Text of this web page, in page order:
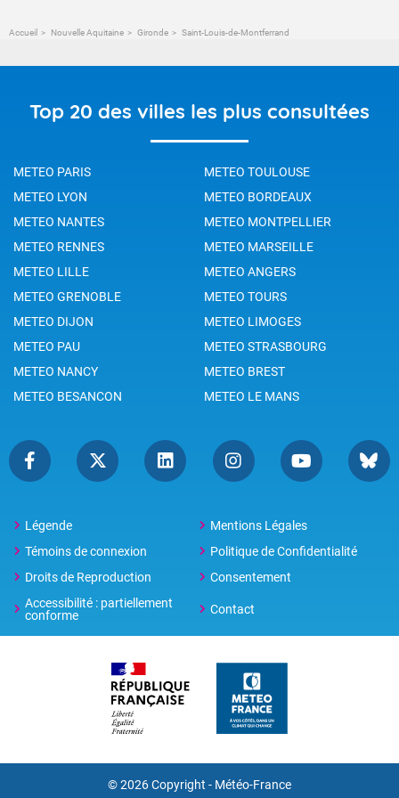
Accueil Nouvelle Aquitaine Gironde Saint-Louis-de-Montferrand
Top 20 des villes les plus consultées
METEO PARIS
METEO TOULOUSE
METEO LYON
METEO BORDEAUX
METEO NANTES
METEO MONTPELLIER
METEO RENNES
METEO MARSEILLE
METEO LILLE
METEO ANGERS
METEO GRENOBLE
METEO TOURS
METEO DIJON
METEO LIMOGES
METEO PAU
METEO STRASBOURG
METEO NANCY
METEO BREST
METEO BESANCON
METEO LE MANS
Légende
Mentions Légales
Témoins de connexion
Politique de Confidentialité
Droits de Reproduction
Consentement
Accessibilité : partiellement
conforme
Contact
© 2026 Copyright - Météo-France